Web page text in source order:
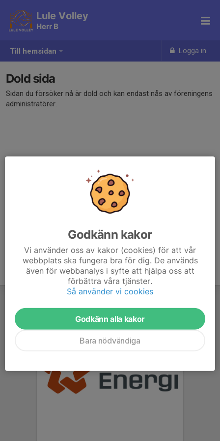
Till hemsidan Logga in
Lule Volley
Herr B
Dold sida
Sidan du försöker nå är dold och kan endast nås av föreningens
administratörer.
Godkänn kakor
Vi använder oss av kakor (cookies) för att vår
webbplats ska fungera bra för dig. De används
även för webbanalys i syfte att hjälpa oss att
förbättra våra tjänster.
Så använder vi cookies
Godkänn alla kakor
Bara nödvändiga